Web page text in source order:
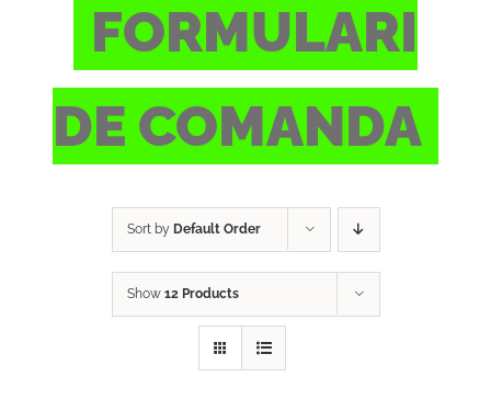
ACTIVITATS
CONTACTE
RESULTATS
FORMULARI
DE COMANDA
Sort by Default Order
Show 12 Products